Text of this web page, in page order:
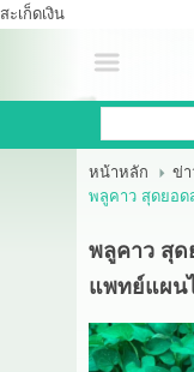
สะเก็ดเงิน
เข้าสู่ระบบ
สินค้าที่
หน้าหลัก
OEM HUB
หน้าหลัก
ข่า
พลูคาว สุดยอด
พลูคาว สุด
แพทย์แผน